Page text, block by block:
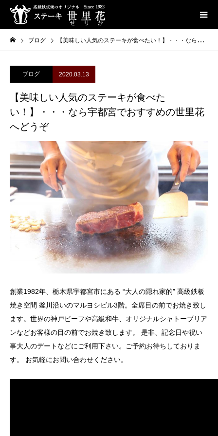
ブログ 【美味しい人気のステーキが食べたい！】・・・なら宇都宮でおすすめの世里花へどうぞ
ブログ 2020.03.13
【美味しい人気のステーキが食べた
い！】・・・なら宇都宮でおすすめの世里花
へどうぞ
創業1982年、栃木県宇都宮市にある “大人の隠れ家的” 高級鉄板
焼き空間 釜川沿いのマルヨシビル3階。全席目の前でお焼き致し
ます。世界の神戸ビーフや高級和牛、オリジナルシャトーブリア
ンなどお客様の目の前でお焼き致します。 是非、記念日や祝い
事大人のデートなどにご利用下さい。ご予約お待ちしておりま
す。 お気軽にお問い合わせください。